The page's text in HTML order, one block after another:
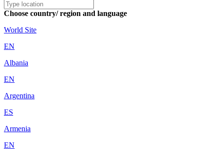
Choose country/ region and language
World Site
EN
Albania
EN
Argentina
ES
Armenia
EN